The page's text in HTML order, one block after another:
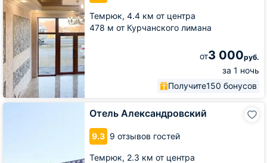
Темрюк, 4.4 км от центра
478 м от Курчанского лимана
от3 000руб.
за 1 ночь
Получите150 бонусов
Отель Александровский
9.3 9 отзывов гостей
Темрюк, 2.3 км от центра
Отель